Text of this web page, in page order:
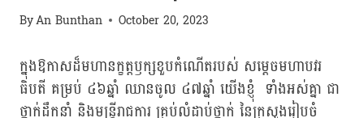
ByAn Bunthan October 20, 2023
ក្នុងឱកាសដ៏មហានក្ខត្តឫក្សខួបកំណើតរបស់ សម្តេចមហាបវរ
ធិបតី គម្រប់ ៤៦ឆ្នាំ ឈានចូល ៤៧ឆ្នាំ យើងខ្ញុំ ទាំងអស់គ្នា ជា
ថ្នាក់ដឹកនាំ និងមន្ត្រីរាជការ គ្រប់លំដាប់ថ្នាក់ នៃក្រសួងរៀបចំ